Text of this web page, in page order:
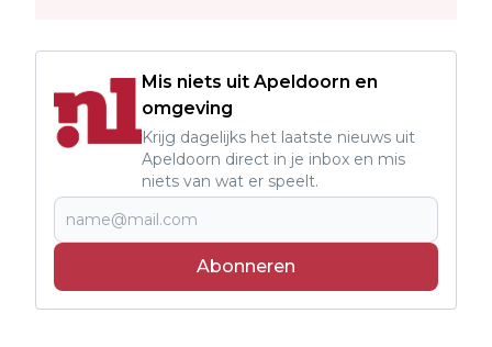
Mis niets uit Apeldoorn en
omgeving
Krijg dagelijks het laatste nieuws uit
Apeldoorn direct in je inbox en mis
niets van wat er speelt.
Abonneren